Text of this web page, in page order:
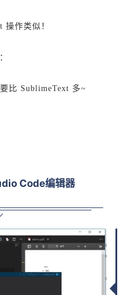
操作类似！
比 SublimeText 多~
Code编辑器